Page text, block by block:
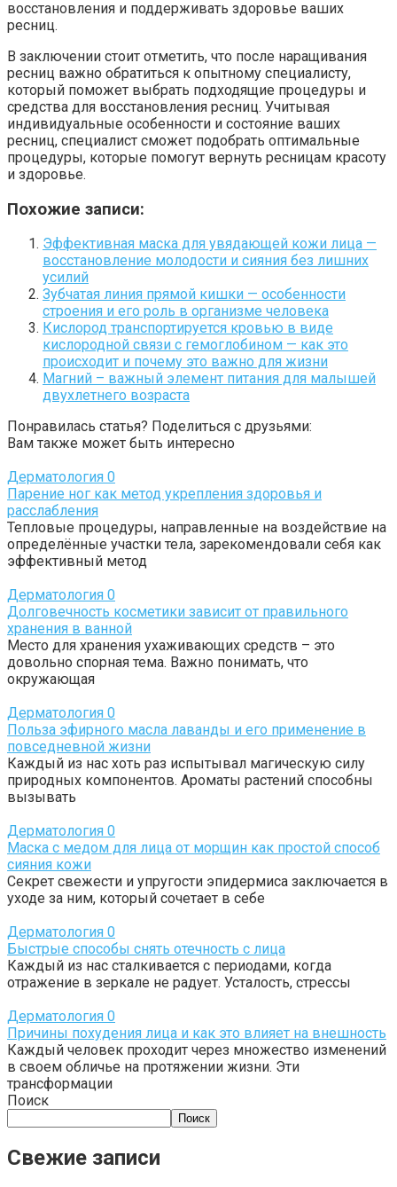
восстановления и поддерживать здоровье ваших
ресниц.
В заключении стоит отметить, что после наращивания
ресниц важно обратиться к опытному специалисту,
который поможет выбрать подходящие процедуры и
средства для восстановления ресниц. Учитывая
индивидуальные особенности и состояние ваших
ресниц, специалист сможет подобрать оптимальные
процедуры, которые помогут вернуть ресницам красоту
и здоровье.
Похожие записи:
Эффективная маска для увядающей кожи лица —
восстановление молодости и сияния без лишних
усилий
Зубчатая линия прямой кишки — особенности
строения и его роль в организме человека
Кислород транспортируется кровью в виде
кислородной связи с гемоглобином — как это
происходит и почему это важно для жизни
Магний – важный элемент питания для малышей
двухлетнего возраста
Понравилась статья? Поделиться с друзьями:
Вам также может быть интересно
Дерматология 0
Парение ног как метод укрепления здоровья и
расслабления
Тепловые процедуры, направленные на воздействие на
определённые участки тела, зарекомендовали себя как
эффективный метод
Дерматология 0
Долговечность косметики зависит от правильного
хранения в ванной
Место для хранения ухаживающих средств – это
довольно спорная тема. Важно понимать, что
окружающая
Дерматология 0
Польза эфирного масла лаванды и его применение в
повседневной жизни
Каждый из нас хоть раз испытывал магическую силу
природных компонентов. Ароматы растений способны
вызывать
Дерматология 0
Маска с медом для лица от морщин как простой способ
сияния кожи
Секрет свежести и упругости эпидермиса заключается в
уходе за ним, который сочетает в себе
Дерматология 0
Быстрые способы снять отечность с лица
Каждый из нас сталкивается с периодами, когда
отражение в зеркале не радует. Усталость, стрессы
Дерматология 0
Причины похудения лица и как это влияет на внешность
Каждый человек проходит через множество изменений
в своем обличье на протяжении жизни. Эти
трансформации
Поиск
Поиск
Свежие записи